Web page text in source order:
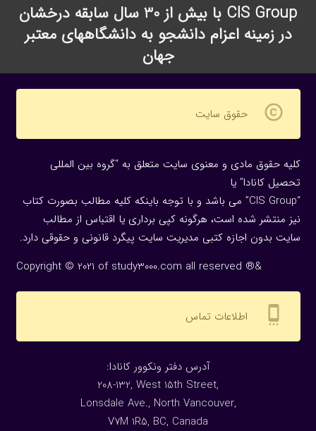
CIS Group با بیش از 30 سال سابقه درخشان
در زمینه اعزام دانشجو به دانشگاههای معتبر
جهان
copyright حقوق سایت
کلیه حقوق مادی و معنوی سایت متعلق به “گروه بین المللی
تحصیل کانادا” یا
“CIS Group” می باشد و با توجه باینکه کلیه مطالب بصورت کتاب
نیز منتشر شده است، هرگونه كپی برداری یا اقتباس از مطالب
سایت بدون اجازه كتبی مدیریت سایت پیگرد قانونی و حقوقی دارد.
Copyright © 2021 of study3000.com all reserved ®&
settings_cell اطلاعات تماس
:آدرس دفتر ونکوور کانادا
208-132, West 15th Street,
Lonsdale Ave., North Vancouver,
V7M 1R5, BC, Canada